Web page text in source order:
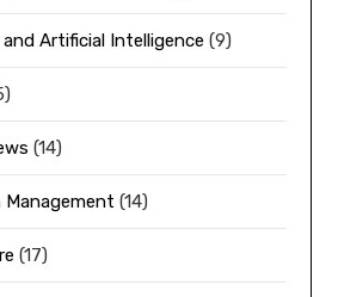
Artificial Intelligence (9)
(14)
Management (14)
(17)